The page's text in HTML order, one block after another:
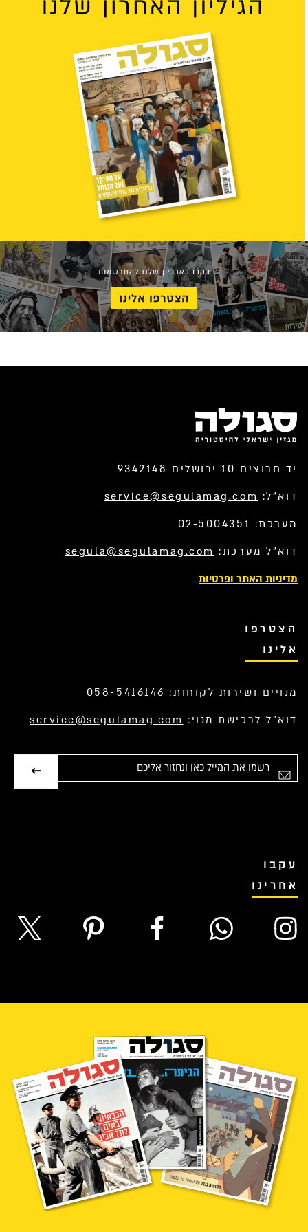
יד חרוצים 10 ירושלים 9342148
דוא”ל: service@segulamag.com
מערכת: 02-5004351
דוא”ל מערכת: segula@segulamag.com
מדיניות האתר ופרטיות
הצטרפו
אלינו
מנויים ושירות לקוחות: 058-5416146
דוא”ל לרכישת מנוי: service@segulamag.com
עקבו
אחרינו